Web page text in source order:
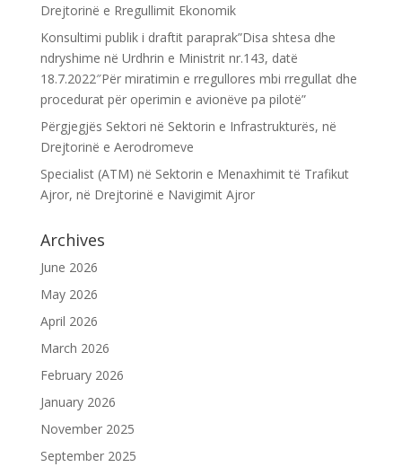
Drejtorinë e Rregullimit Ekonomik
Konsultimi publik i draftit paraprak”Disa shtesa dhe
ndryshime në Urdhrin e Ministrit nr.143, datë
18.7.2022″Për miratimin e rregullores mbi rregullat dhe
procedurat për operimin e avionëve pa pilotë”
Përgjegjës Sektori në Sektorin e Infrastrukturës, në
Drejtorinë e Aerodromeve
Specialist (ATM) në Sektorin e Menaxhimit të Trafikut
Ajror, në Drejtorinë e Navigimit Ajror
Archives
June 2026
May 2026
April 2026
March 2026
February 2026
January 2026
November 2025
September 2025